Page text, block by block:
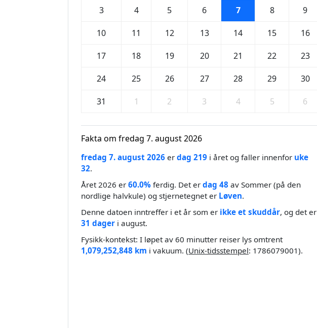
3 4 5 6 7 8 9
10 11 12 13 14 15 16
17 18 19 20 21 22 23
24 25 26 27 28 29 30
31 1 2 3 4 5 6
Fakta om fredag 7. august 2026
fredag 7. august 2026 er dag 219 i året og faller innenfor uke
32.
Året 2026 er 60.0% ferdig. Det er dag 48 av Sommer (på den
nordlige halvkule) og stjernetegnet er Løven.
Denne datoen inntreffer i et år som er ikke et skuddår, og det er
31 dager i august.
Fysikk-kontekst: I løpet av 60 minutter reiser lys omtrent
1,079,252,848 km i vakuum. (Unix-tidsstempel: 1786079001).